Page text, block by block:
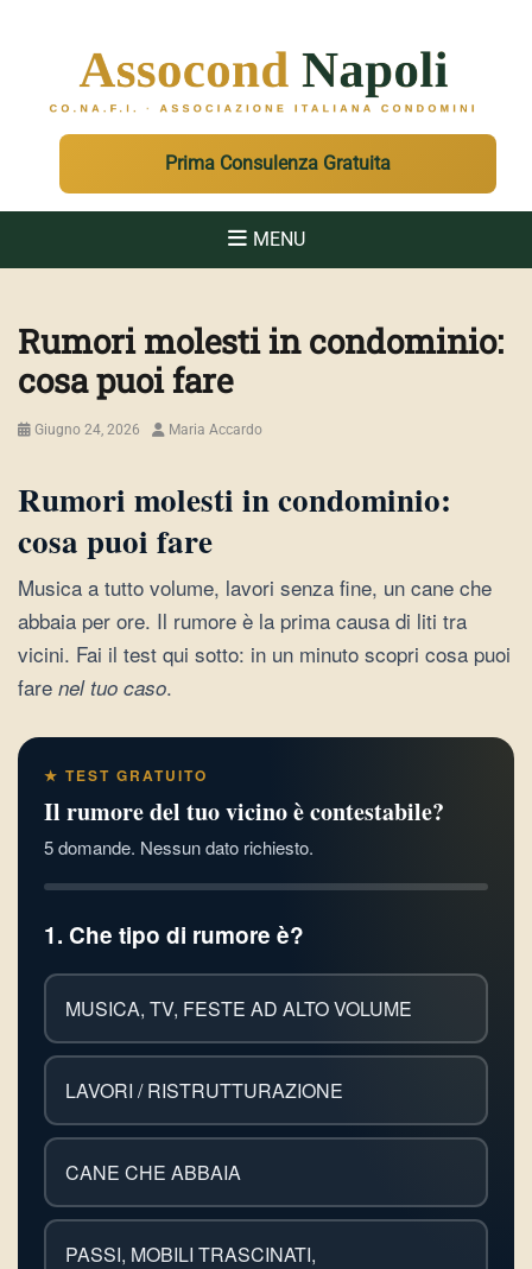
Prima Consulenza Gratuita
MENU
Rumori molesti in condominio:
cosa puoi fare
Posted
Giugno 24, 2026 AuthorMaria Accardo
Rumori molesti in condominio:
cosa puoi fare
Musica a tutto volume, lavori senza fine, un cane che
abbaia per ore. Il rumore è la prima causa di liti tra
vicini. Fai il test qui sotto: in un minuto scopri cosa puoi
fare nel tuo caso.
★ TEST GRATUITO
Il rumore del tuo vicino è contestabile?
5 domande. Nessun dato richiesto.
1. Che tipo di rumore è?
MUSICA, TV, FESTE AD ALTO VOLUME
LAVORI / RISTRUTTURAZIONE
CANE CHE ABBAIA
PASSI, MOBILI TRASCINATI,